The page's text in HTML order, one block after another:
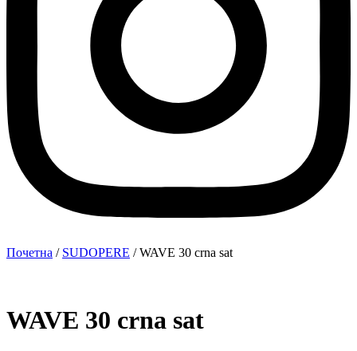
Почетна / SUDOPERE / WAVE 30 crna sat
WAVE 30 crna sat